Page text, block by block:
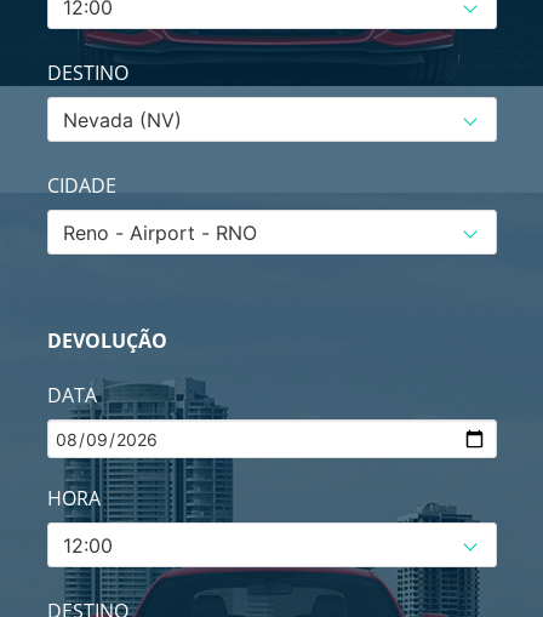
DESTINO
CIDADE
DEVOLUÇÃO
DATA
HORA
DESTINO